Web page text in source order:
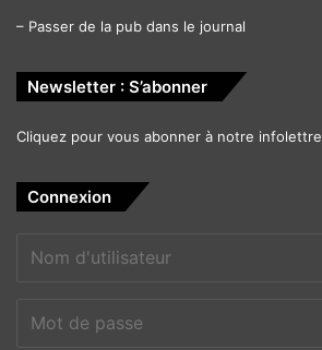
– Passer de la pub dans le journal
Newsletter : S’abonner
Cliquez pour vous abonner à notre infolettre
Connexion